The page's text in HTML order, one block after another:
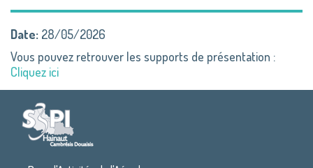
Date: 28/05/2026
Vous pouvez retrouver les supports de présentation :
Cliquez ici